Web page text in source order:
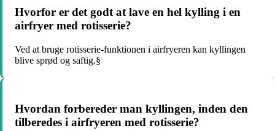
Hvorfor er det godt at lave en hel kylling i en
airfryer med rotisserie?
Ved at bruge rotisserie-funktionen i airfryeren kan kyllingen
blive sprød og saftig.§
Hvordan forbereder man kyllingen, inden den
tilberedes i airfryeren med rotisserie?